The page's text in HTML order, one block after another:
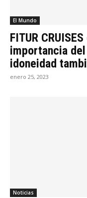
El Mundo
FITUR
importancia
idoneidad
enero 25, 2023
Noticias